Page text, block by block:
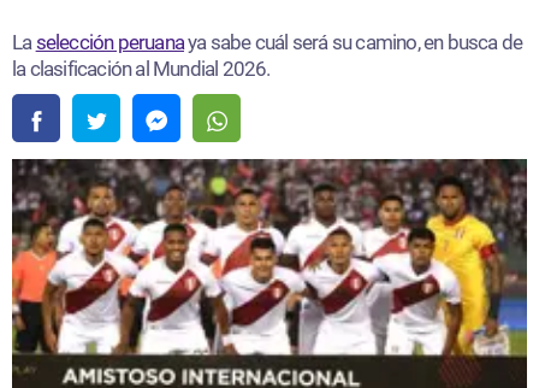
Laselección peruanaya sabe cuál será su camino, en busca de
la clasificación al Mundial 2026.